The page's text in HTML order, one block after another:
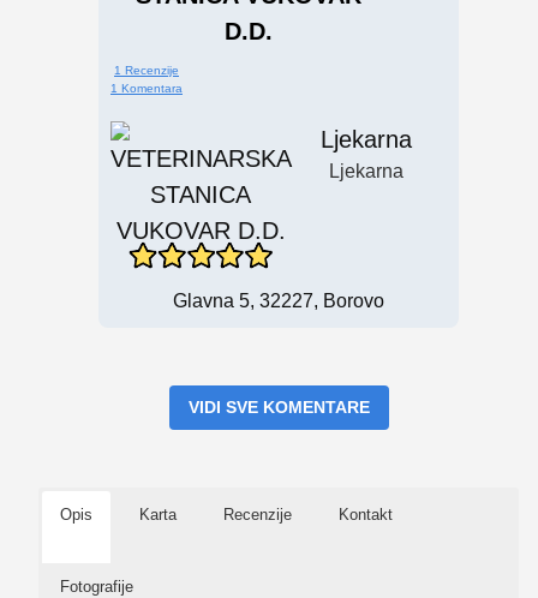
D.d.
1 Recenzije
1 Komentara
Ljekarna
Ljekarna
Glavna 5, 32227, Borovo
VIDI SVE KOMENTARE
Opis Karta Recenzije Kontakt
Fotografije